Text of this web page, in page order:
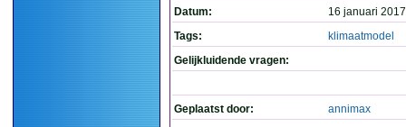
Datum:
16 januari
Tags:
klimaatmodel
Gelijkluidende vragen:
Geplaatst door: annimax